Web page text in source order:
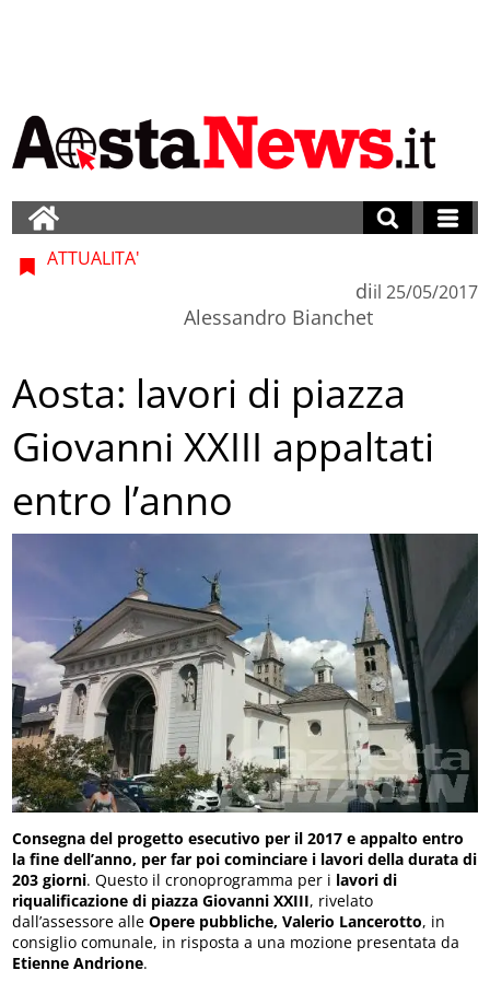
ATTUALITA'
di
Alessandro Bianchet
il 25/05/2017
Aosta: lavori di piazza
Giovanni XXIII appaltati
entro l’anno
Consegna del progetto esecutivo per il 2017 e appalto entro
la fine dell’anno, per far poi cominciare i lavori della durata di
203 giorni. Questo il cronoprogramma per i lavori di
riqualificazione di piazza Giovanni XXIII, rivelato
dall’assessore alleOpere pubbliche, Valerio Lancerotto, in
consiglio comunale, in risposta a una mozione presentata da
Etienne Andrione.